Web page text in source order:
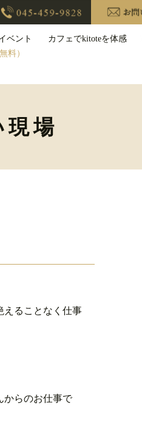
ベント カフェでkitoteを体感
料）
現場
えることなく仕事
からのお仕事で